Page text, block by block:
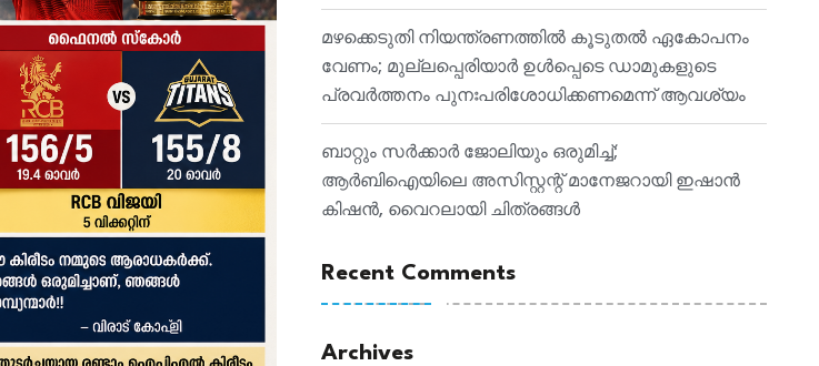
മഴക്കെടുതി നിയന്ത്രണത്തിൽ കൂടുതൽ ഏകോപനം
വേണം; മുല്ലപ്പെരിയാർ ഉൾപ്പെടെ ഡാമുകളുടെ
പ്രവർത്തനം പുനഃപരിശോധിക്കണമെന്ന് ആവശ്യം
ബാറ്റും സർക്കാർ ജോലിയും ഒരുമിച്ച്;
ആർബിഐയിലെ അസിസ്റ്റന്റ് മാനേജറായി ഇഷാൻ
കിഷൻ, വൈറലായി ചിത്രങ്ങൾ
Recent Comments
Archives